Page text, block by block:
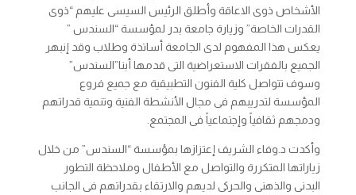
الأشخاص ذوى الاعاقة وأطلق الرئيس السيسى عليهم “ذوى
القدرات الخاصة” وزيارة جامعة بدر لمؤسسة “السندس ”
يعكس هذا المفهوم لدى الجامعة أساتذة وطلاب وقد إنبهر
الجميع بالفقرات الاستعراضية التى قدمها أبنا”السندس”
وسوف تتواصل كلية الفنون التطبيقية مع جميع فروع
المؤسسة لتدريبهم فى مجال الأنشطة الفنية وتنمية قدراتهم
ودمجهم ثقافياً وإجتماعياً فى المجتمع.
وأكدت د.وفاء الشريف إعتزازها بمؤسسة “السندس” من خلال
زياراتها المتكررة والتواصل مع الأطفال وملاحظة التطور
البدنى والذهنى والحركى لديهم والارتقاء بقدراتهم فى الجانب